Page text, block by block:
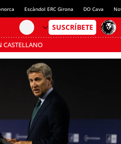
Escàndol ERC Girona DO Cava
CASTELLANO
estalvi